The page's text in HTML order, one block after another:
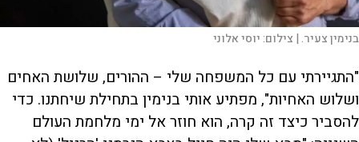
בנימין צעיר. | צילום:יוסי אלוני
"התגיירתי עם כל המשפחה שלי – ההורים, שלושת האחים
ושלוש האחיות", מפתיע אותי בנימין בתחילת שיחתנו. כדי
להסביר כיצד זה קרה, הוא חוזר אל ימי מלחמת העולם